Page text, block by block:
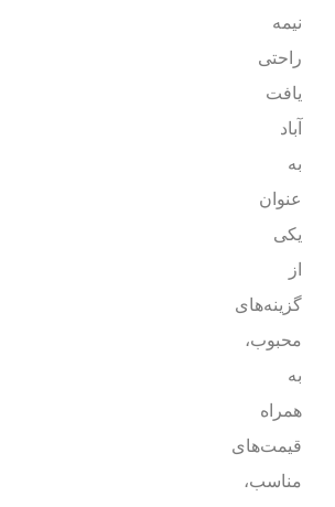
نیمه
راحتی
یافت
آباد
به
عنوان
یکی
از
گزینه‌های
محبوب،
به
همراه
قیمت‌های
مناسب،